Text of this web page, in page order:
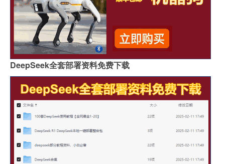
DeepSeek全套部署资料免费下载